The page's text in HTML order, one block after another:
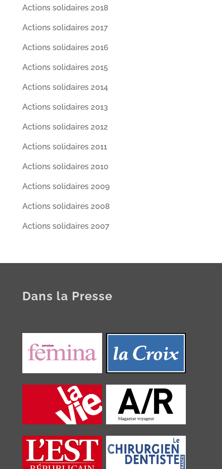
Actions solidaires 2018
Actions solidaires 2017
Actions solidaires 2016
Actions solidaires 2015
Actions solidaires 2014
Actions solidaires 2013
Actions solidaires 2012
Actions solidaires 2011
Actions solidaires 2010
Actions solidaires 2009
Actions solidaires 2008
Actions solidaires 2007
Dans la Presse